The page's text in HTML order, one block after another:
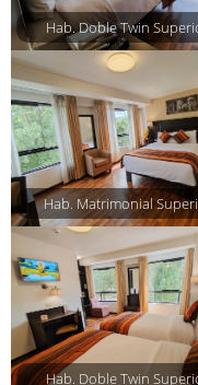
Hab. Doble Twin
Hab. Matrimonial
Hab. Doble Twin